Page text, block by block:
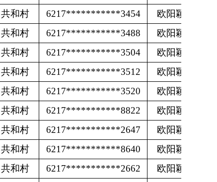
共和村 6217***********3454
欧阳颖
共和村 6217***********3488
欧阳颖
共和村 6217***********3504
欧阳颖
共和村 6217***********3512
欧阳颖
共和村 6217***********3520
欧阳颖
共和村 6217***********8822
欧阳颖
共和村 6217***********2647
欧阳颖
共和村 6217***********8640
欧阳颖
共和村 6217***********2662
欧阳颖